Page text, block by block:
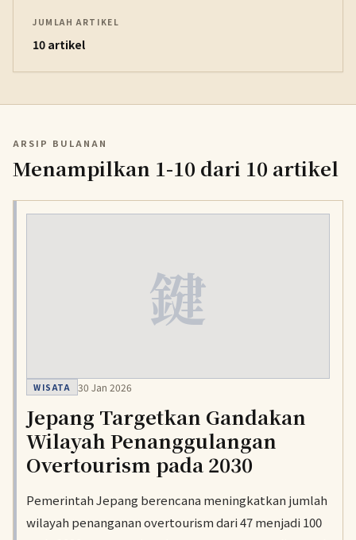
JUMLAH ARTIKEL
10 artikel
ARSIP BULANAN
Menampilkan 1-10 dari 10 artikel
鍵
WISATA 30 Jan 2026
Jepang Targetkan Gandakan
Wilayah Penanggulangan
Overtourism pada 2030
Pemerintah Jepang berencana meningkatkan jumlah
wilayah penanganan overtourism dari 47 menjadi 100